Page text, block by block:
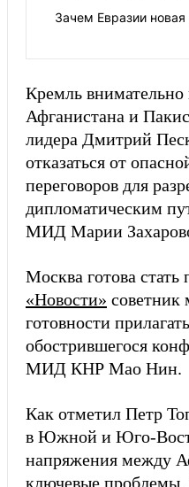
Зачем Евразии новая
Кремль внимательно
Афганистана и
лидера Дмитрий
отказаться от
переговоров для
дипломатическим
МИД Марии
Москва готова
«Новости» советник
готовности
обострившегося
МИД КНР Мао Нин.
Как отметил Петр
в Южной и Юго-
напряжения между
ключевые проблемы.